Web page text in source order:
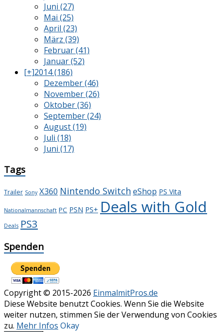
Juni (27)
Mai (25)
April (23)
März (39)
Februar (41)
Januar (52)
[+]2014 (186)
Dezember (46)
November (26)
Oktober (36)
September (24)
August (19)
Juli (18)
Juni (17)
Tags
Trailer Sony X360 Nintendo Switch eShop PS Vita
Nationalmannschaft PC PSN PS+ Deals with Gold
Deals PS3
Spenden
Copyright © 2015-2026 EinmalmitPros.de
Diese Website benutzt Cookies. Wenn Sie die Website
weiter nutzen, stimmen Sie der Verwendung von Cookies
zu. Mehr Infos Okay